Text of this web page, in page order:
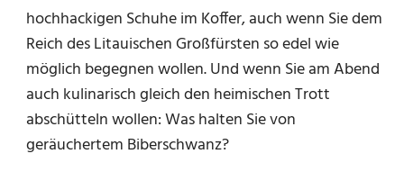
hochhackigen Schuhe im Koffer, auch wenn Sie dem
Reich des Litauischen Großfürsten so edel wie
möglich begegnen wollen. Und wenn Sie am Abend
auch kulinarisch gleich den heimischen Trott
abschütteln wollen: Was halten Sie von
geräuchertem Biberschwanz?